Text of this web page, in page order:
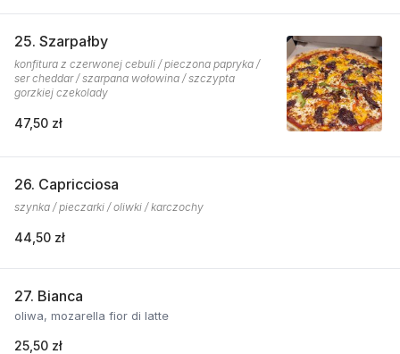
25. Szarpałby
konfitura z czerwonej cebuli / pieczona papryka /
ser cheddar / szarpana wołowina / szczypta
gorzkiej czekolady
47,50 zł
26. Capricciosa
szynka / pieczarki / oliwki / karczochy
44,50 zł
27. Bianca
oliwa, mozarella fior di latte
25,50 zł